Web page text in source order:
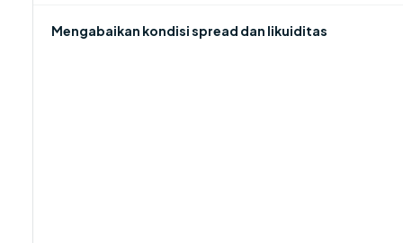
Mengabaikan kondisi spread dan likuiditas